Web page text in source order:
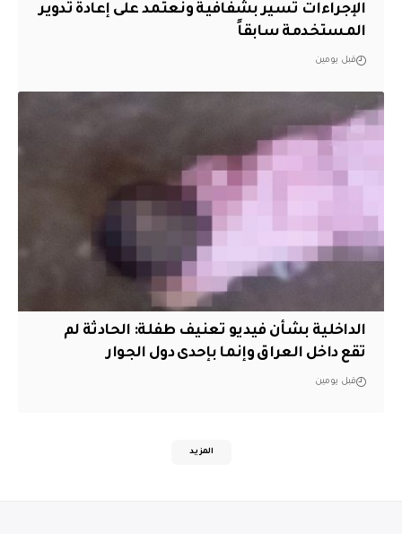
الإجراءات تسير بشفافية ونعتمد على إعادة تدوير
المستخدمة سابقاً
قبل يومين
الداخلية بشأن فيديو تعنيف طفلة: الحادثة لم
تقع داخل العراق وإنما بإحدى دول الجوار
قبل يومين
المزيد